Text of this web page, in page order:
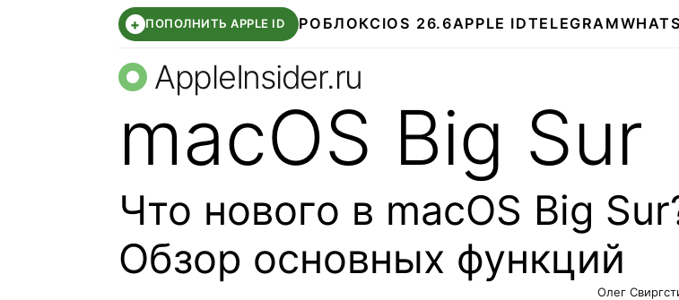
+ ПОПОЛНИТЬ APPLE ID РОБЛОКС IOS 26.6APPLE IDTELEGRAM
AppleInsider.ru
macOS Big Sur
Что нового в macOS Big
Обзор основных функций
Олег